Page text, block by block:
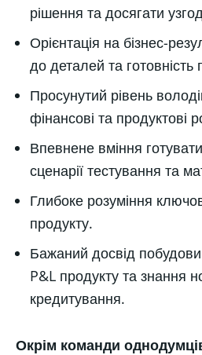
рішення та досягати
Орієнтація на бізнес-
до деталей та
Просунутий рівень
фінансові та
Впевнене вміння
сценарії тестування та
Глибоке розуміння
продукту.
Бажаний досвід
P&L продукту та знання
кредитування.
Окрім команди